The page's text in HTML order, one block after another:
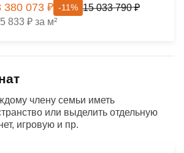
380 073 ₽ -11% 15 033 790 ₽
833 ₽ за м²
члену семьи иметь
или выделить отдельную
игровую и пр.